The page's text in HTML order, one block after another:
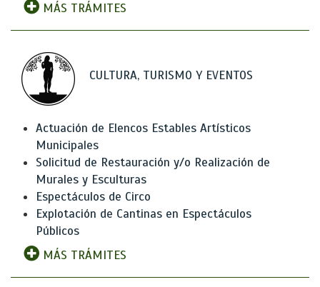
MÁS TRÁMITES
CULTURA, TURISMO Y EVENTOS
Actuación de Elencos Estables Artísticos
Municipales
Solicitud de Restauración y/o Realización de
Murales y Esculturas
Espectáculos de Circo
Explotación de Cantinas en Espectáculos
Públicos
MÁS TRÁMITES